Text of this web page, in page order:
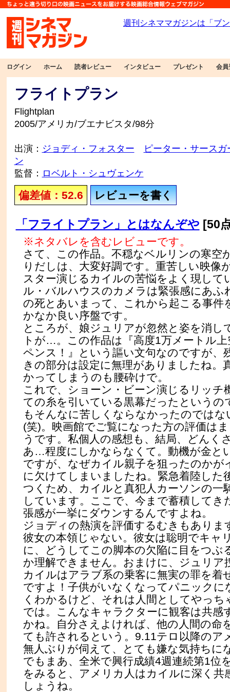
ログイン ホーム 読者レビュー インタビュー プレゼント 会員
フライトプラン
Flightplan
2005/アメリカ/ブエナビスタ/98分
出演： ジョディ・フォスター
ピーター・サースガ
ン
監督： ロベルト・シュヴェンケ
偏差値：52.6 レビューを書く
「フライトプラン」とはなんぞや [50
※ネタバレを含むレビューです。
さて、この作品。不穏なベルリンの寒空
りだしは、大変好調です。重苦しい映像
スター演じるカイルの苦悩をよく現して
ル・バルハウスのカメラは緊張感にあふ
の死とあいまって、これから起こる事件
かなか良い序盤です。
ところが、娘ジュリアが忽然と姿を消し
トが…。この作品は『高度1万メートル
ペンス！』という謳い文句なのですが、
きの部分は設定に無理がありましたね。
かってしまうのも腰砕けで。
これで、ショーン・ビーン演じるリッチ
ての糸を引いている黒幕だったというの
もそんなに苦しくならなかったのではな
(笑)。映画館でご覧になった方の評価は
うです。私個人の感想も、結局、どんく
あ…程度にしかならなくて。動機が金と
ですが、なぜカイル親子を狙ったのかが
に欠けてしまいましたね。緊急着陸した
つくため、カイルと真犯人カーソンの一
しています。ここで、今まで蓄積してき
張感が一挙にダウンするんですよね。
ジョディの熱演を評価するむきもありま
彼女の本領じゃない。彼女は聡明でキャ
に、どうしてこの脚本の欠陥に目をつぶ
か理解できません。おまけに、ジュリア
カイルはアラブ系の乗客に無実の罪を着
ですよ！子供がいなくなってパニックに
くわかるけど、それは人間としてやっち
では。こんなキャラクターに観客は共感
かね。自分さえよければ、他の人間の命
ても許されるという。9.11テロ以降のア
無人ぶりが伺えて、とても嫌な気持ちに
でもまあ、全米で興行成績4週連続第1位
をみると、アメリカ人はカイルに深く共
しょうね。